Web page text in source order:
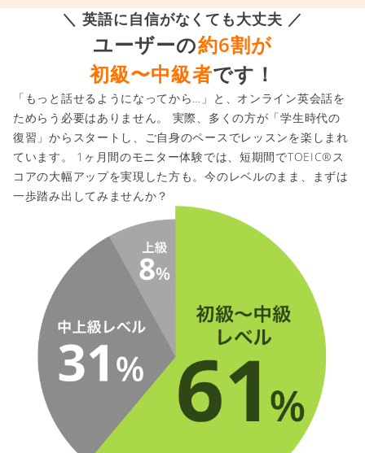
＼ 英語に自信がなくても大丈夫 ／
ユーザーの約6割が
初級〜中級者です！
「もっと話せるようになってから…」と、オンライン英会話を
ためらう必要はありません。 実際、多くの方が「学生時代の
復習」からスタートし、ご自身のペースでレッスンを楽しまれ
ています。 1ヶ月間のモニター体験では、短期間でTOEIC®ス
コアの大幅アップを実現した方も。今のレベルのまま、まずは
一歩踏み出してみませんか？